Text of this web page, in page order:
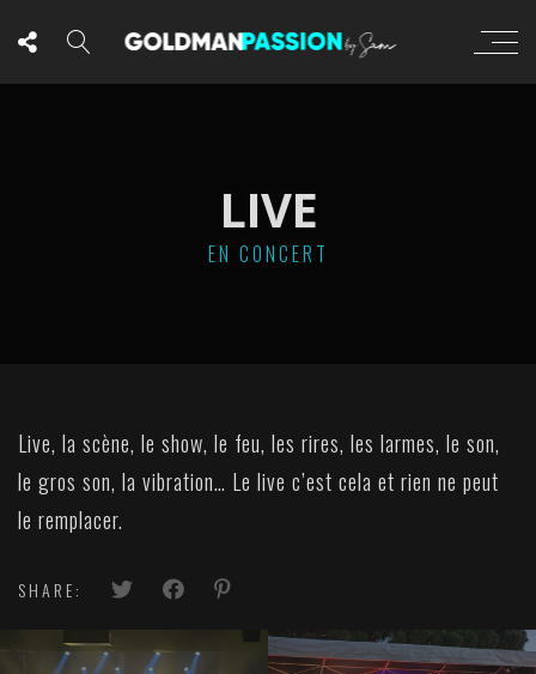
LIVE
EN CONCERT
Live, la scène, le show, le feu, les rires, les larmes, le son,
le gros son, la vibration… Le live c’est cela et rien ne peut
le remplacer.
SHARE: